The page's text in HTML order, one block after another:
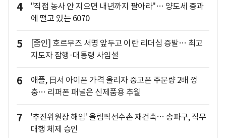
4
"직접 농사 안 지으면 내년까지 팔아라"… 양도세 중과
에 떨고 있는 6070
5
[줌인] 호르무즈 서명 앞두고 이란 리더십 증발… 최고
지도자 잠행·대통령 사임설
6
애플, 日서 아이폰 가격 올리자 중고폰 주문량 2배 껑
충… 리퍼폰 패널은 신제품용 추월
7
'추진위원장 해임' 올림픽선수촌 재건축… 송파구, 직무
대행 체제 승인